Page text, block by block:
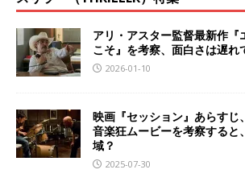
アリ・アスター監督最新作『
こそ』を考察、面白さは遅れ
2026-01-10
映画『セッション』あらすじ
音楽狂ムービーを考察すると
域？
2025-07-30